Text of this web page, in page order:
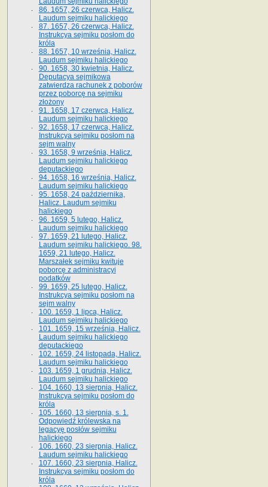
86. 1657, 26 czerwca, Halicz.
Laudum sejmiku halickiego
87. 1657, 26 czerwca, Halicz.
Instrukcya sejmiku posłom do
króla
88. 1657, 10 września, Halicz.
Laudum sejmiku halickiego
90. 1658, 30 kwietnia, Halicz.
Deputacya sejmikowa
zatwierdza rachunek z poborów
przez poborcę na sejmiku
złożony
91. 1658, 17 czerwca, Halicz.
Laudum sejmiku halickiego
92. 1658, 17 czerwca, Halicz.
Instrukcya sejmiku posłom na
sejm walny
93. 1658, 9 września, Halicz.
Laudum sejmiku halickiego
deputackiego
94. 1658, 16 września, Halicz.
Laudum sejmiku halickiego
95. 1658, 24 października,
Halicz. Laudum sejmiku
halickiego
96. 1659, 5 lutego, Halicz.
Laudum sejmiku halickiego
97. 1659, 21 lutego, Halicz.
Laudum sejmiku halickiego. 98.
1659, 21 lutego, Halicz.
Marszałek sejmiku kwituje
poborcę z administracyi
podatków
99. 1659, 25 lutego, Halicz.
Instrukcya sejmiku posłom na
sejm walny
100. 1659, 1 lipca, Halicz.
Laudum sejmiku halickiego
101. 1659, 15 września, Halicz.
Laudum sejmiku halickiego
deputackiego
102. 1659, 24 listopada, Halicz.
Laudum sejmiku halickiego
103. 1659, 1 grudnia, Halicz.
Laudum sejmiku halickiego
104. 1660, 13 sierpnia, Halicz.
Instrukcya sejmiku posłom do
króla
105. 1660, 13 sierpnia, s. 1.
Odpowiedź królewska na
legacyę posłów sejmiku
halickiego
106. 1660, 23 sierpnia, Halicz.
Laudum sejmiku halickiego
107. 1660, 23 sierpnia, Halicz.
Instrukcya sejmiku posłom do
króla